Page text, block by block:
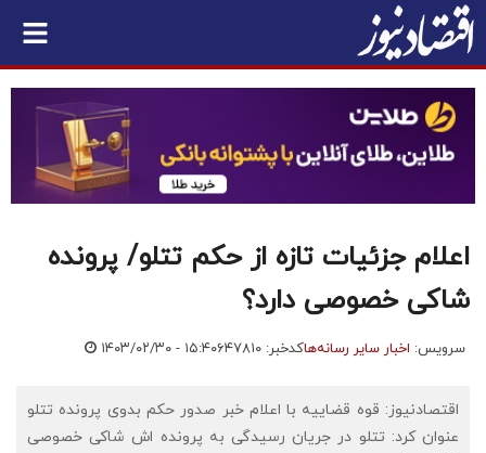
اعلام جزئیات تازه از حکم تتلو/ پرونده
شاکی خصوصی دارد؟
سرویس: اخبار سایر رسانه‌هاکدخبر: ۶۴۷۸۱۰ ۱۴۰۳/۰۲/۳۰ - ۱۵:۴۰
اقتصادنیوز: قوه قضاییه با اعلام خبر صدور حکم بدوی پرونده تتلو
عنوان کرد: تتلو در جریان رسیدگی به پرونده اش شاکی خصوصی